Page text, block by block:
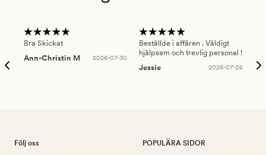
Bra Skickat
Ann-Christin M
2026-07-30
Beställde i affären . Väldigt
hjälpsam och trevlig personal !
Jessie
2026-07-29
Följ oss POPULÄRA SIDOR